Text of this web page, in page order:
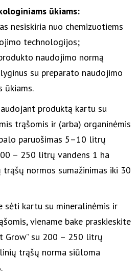
ūkiams:
nesiskiria nuo chemizuotiems
technologijos;
naudojimo normą
su preparato naudojimo
ūkiams.
produktą kartu su
trąšomis ir (arba) organinėmis
paruošimas 5–10 litrų
– 250 litrų vandens 1 ha
normos sumažinimas iki 30
sėti kartu su mineralinėmis ir
viename bake praskieskite
Grow” su 200 – 250 litrų
trąšų norma siūloma